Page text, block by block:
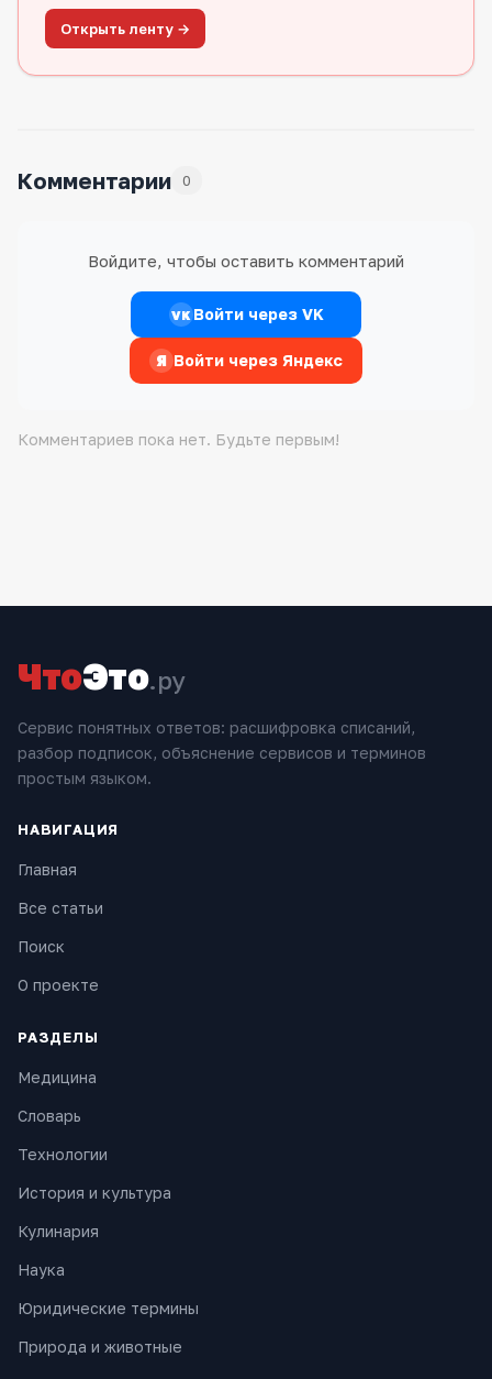
Открыть ленту →
Комментарии 0
Войдите, чтобы оставить комментарий
VKВойти через VK
Я Войти через Яндекс
Комментариев пока нет. Будьте первым!
ЧтоЭто.ру
Сервис понятных ответов: расшифровка списаний,
разбор подписок, объяснение сервисов и терминов
простым языком.
НАВИГАЦИЯ
Главная
Все статьи
Поиск
О проекте
РАЗДЕЛЫ
Медицина
Словарь
Технологии
История и культура
Кулинария
Наука
Юридические термины
Природа и животные